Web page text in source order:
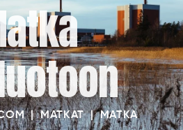
|MATKAT|MATKA